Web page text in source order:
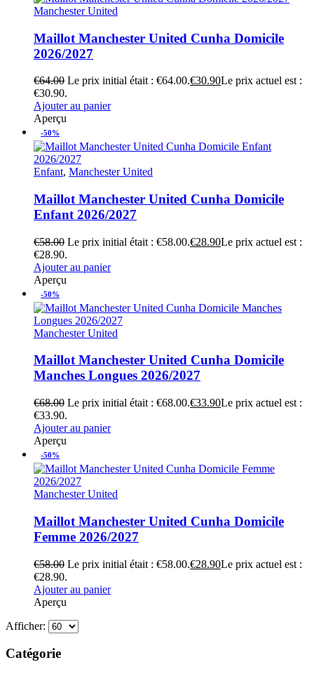
Manchester United
Maillot Manchester United Cunha Domicile
2026/2027
€64.00 Le prix initial était : €64.00.€30.90Le prix actuel est :
€30.90.
Ajouter au panier
Aperçu
-50%
Enfant, Manchester United
Maillot Manchester United Cunha Domicile
Enfant 2026/2027
€58.00 Le prix initial était : €58.00.€28.90Le prix actuel est :
€28.90.
Ajouter au panier
Aperçu
-50%
Manchester United
Maillot Manchester United Cunha Domicile
Manches Longues 2026/2027
€68.00 Le prix initial était : €68.00.€33.90Le prix actuel est :
€33.90.
Ajouter au panier
Aperçu
-50%
Manchester United
Maillot Manchester United Cunha Domicile
Femme 2026/2027
€58.00 Le prix initial était : €58.00.€28.90Le prix actuel est :
€28.90.
Ajouter au panier
Aperçu
Afficher:
Catégorie